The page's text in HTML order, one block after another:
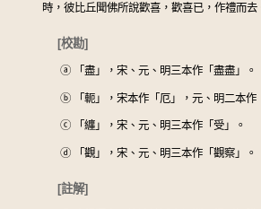
時，彼比丘聞佛所說歡喜，歡喜已，作禮而去
[校勘]
ⓐ 「盡」，宋、元、明三本作「盡盡」。
ⓑ 「軛」，宋本作「厄」，元、明二本作
ⓒ 「纏」，宋、元、明三本作「受」。
ⓓ 「觀」，宋、元、明三本作「觀察」。
[註解]